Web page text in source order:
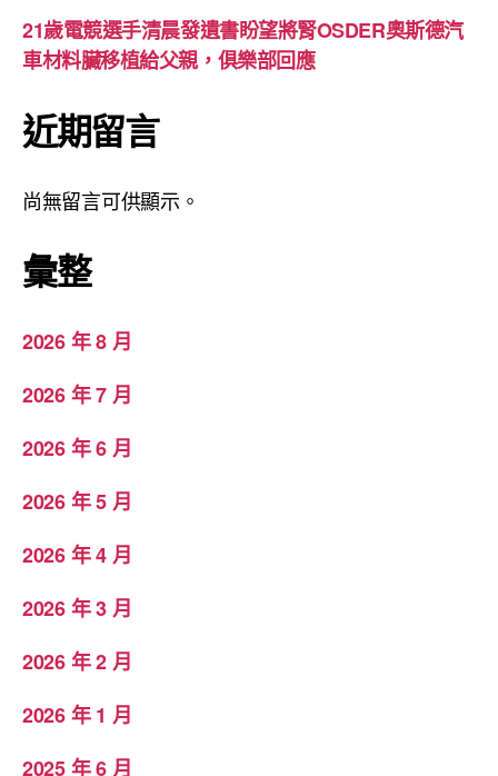
21歲電競選手清晨發遺書盼望將腎OSDER奧斯德汽
車材料臟移植給父親，俱樂部回應
近期留言
尚無留言可供顯示。
彙整
2026 年 8 月
2026 年 7 月
2026 年 6 月
2026 年 5 月
2026 年 4 月
2026 年 3 月
2026 年 2 月
2026 年 1 月
2025 年 6 月